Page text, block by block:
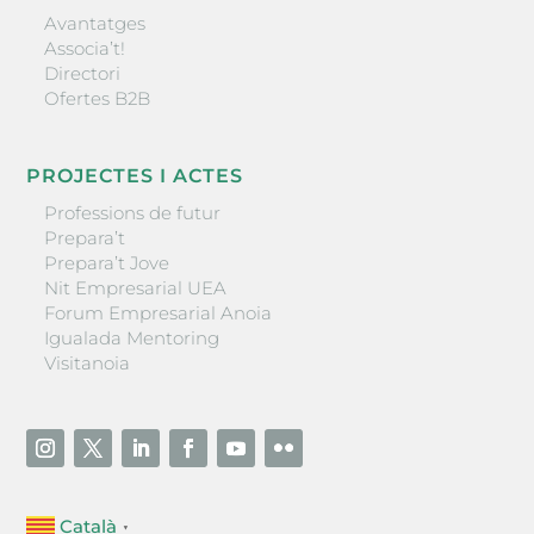
Avantatges
Associa’t!
Directori
Ofertes B2B
PROJECTES I ACTES
Professions de futur
Prepara’t
Prepara’t Jove
Nit Empresarial UEA
Forum Empresarial Anoia
Igualada Mentoring
Visitanoia
Català ▼